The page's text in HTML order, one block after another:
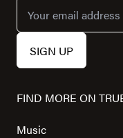
FIND MORE ON
Music